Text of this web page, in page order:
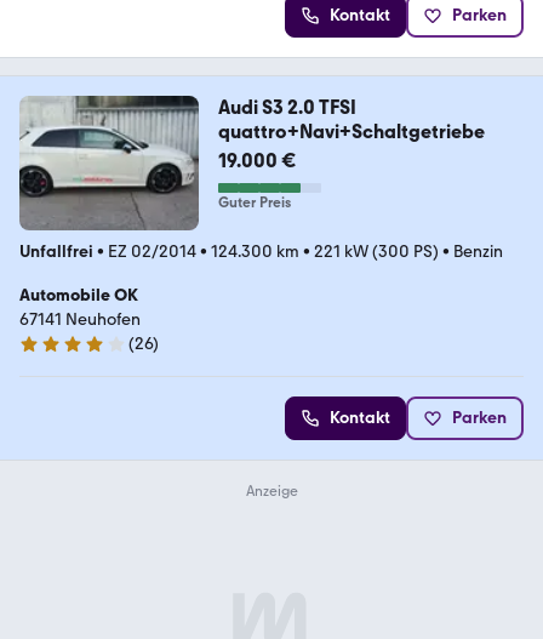
Kontakt Parken
Audi S3 2.0 TFSI
quattro+Navi+Schaltgetriebe
19.000 €
Guter Preis
Unfallfrei • EZ 02/2014• 124.300 km • 221 kW (300 PS) • Benzin
Automobile OK
67141 Neuhofen
4 Sterne
(26)
Kontakt Parken